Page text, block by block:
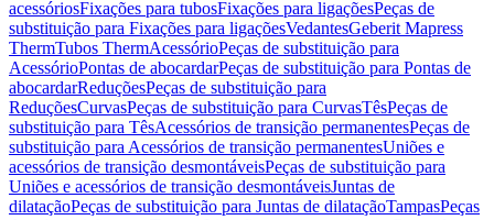
acessóriosFixações para tubosFixações para ligaçõesPeças de
substituição para Fixações para ligaçõesVedantesGeberit Mapress
ThermTubos ThermAcessórioPeças de substituição para
AcessórioPontas de abocardarPeças de substituição para Pontas de
abocardarReduçõesPeças de substituição para
ReduçõesCurvasPeças de substituição para CurvasTêsPeças de
substituição para TêsAcessórios de transição permanentesPeças de
substituição para Acessórios de transição permanentesUniões e
acessórios de transição desmontáveisPeças de substituição para
Uniões e acessórios de transição desmontáveisJuntas de
dilataçãoPeças de substituição para Juntas de dilataçãoTampasPeças